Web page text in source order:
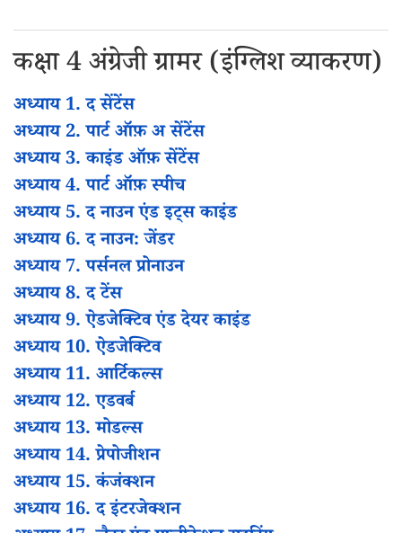
कक्षा 4 अंग्रेजी ग्रामर (इंग्लिश व्याकरण)
अध्याय 1. द सेंटेंस
अध्याय 2. पार्ट ऑफ़ अ सेंटेंस
अध्याय 3. काइंड ऑफ़ सेंटेंस
अध्याय 4. पार्ट ऑफ़ स्पीच
अध्याय 5. द नाउन एंड इट्स काइंड
अध्याय 6. द नाउन: जेंडर
अध्याय 7. पर्सनल प्रोनाउन
अध्याय 8. द टेंस
अध्याय 9. ऐडजेक्टिव एंड देयर काइंड
अध्याय 10. ऐडजेक्टिव
अध्याय 11. आर्टिकल्स
अध्याय 12. एडवर्ब
अध्याय 13. मोडल्स
अध्याय 14. प्रेपोजीशन
अध्याय 15. कंजंक्शन
अध्याय 16. द इंटरजेक्शन